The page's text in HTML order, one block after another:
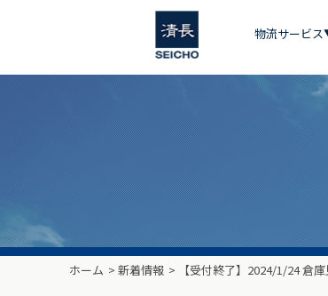
物流サービ
ホーム > 新着情報 > 【受付終了】2024/1/24 倉